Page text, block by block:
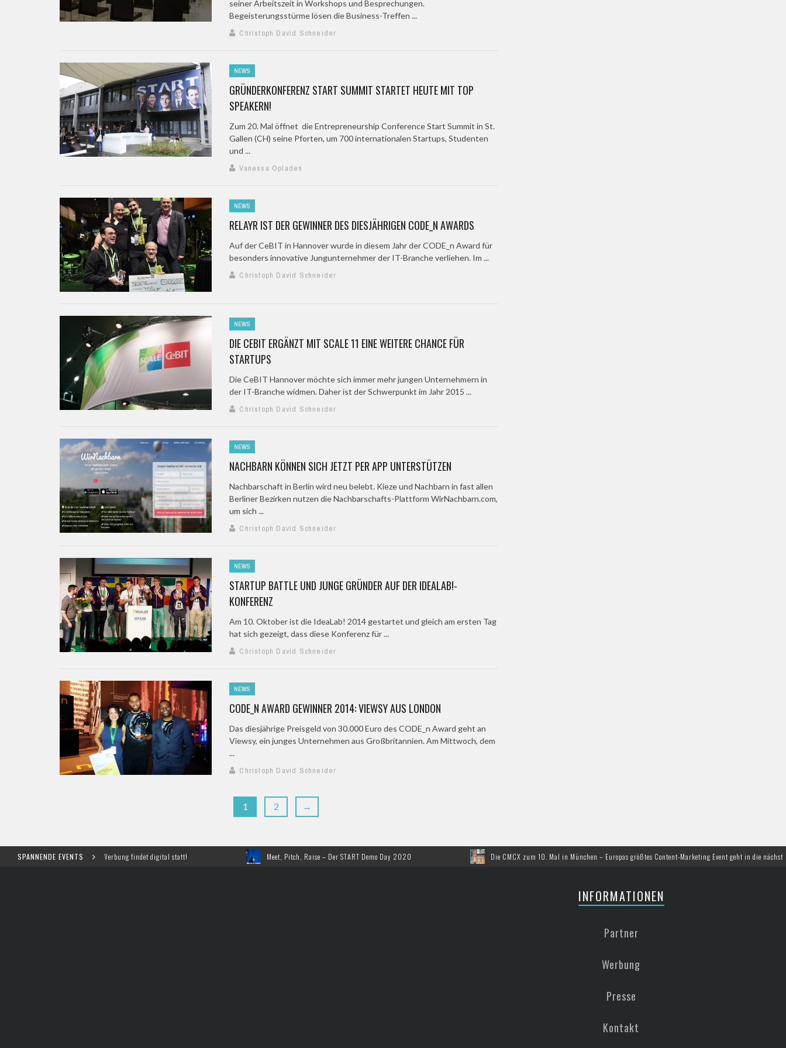
seiner Arbeitszeit in Workshops und Besprechungen.
Begeisterungsstürme lösen die Business-Treffen ...
Christoph David Schneider
NEWS
GRÜNDERKONFERENZ START SUMMIT STARTET HEUTE MIT TOP
SPEAKERN!
Zum 20. Mal öffnet die Entrepreneurship Conference Start Summit in St.
Gallen (CH) seine Pforten, um 700 internationalen Startups, Studenten
und ...
Vanessa Opladen
NEWS
RELAYR IST DER GEWINNER DES DIESJÄHRIGEN CODE_N AWARDS
Auf der CeBIT in Hannover wurde in diesem Jahr der CODE_n Award für
besonders innovative Jungunternehmer der IT-Branche verliehen. Im ...
Christoph David Schneider
NEWS
DIE CEBIT ERGÄNZT MIT SCALE 11 EINE WEITERE CHANCE FÜR
STARTUPS
Die CeBIT Hannover möchte sich immer mehr jungen Unternehmern in
der IT-Branche widmen. Daher ist der Schwerpunkt im Jahr 2015 ...
Christoph David Schneider
NEWS
NACHBARN KÖNNEN SICH JETZT PER APP UNTERSTÜTZEN
Nachbarschaft in Berlin wird neu belebt. Kieze und Nachbarn in fast allen
Berliner Bezirken nutzen die Nachbarschafts-Plattform WirNachbarn.com,
um sich ...
Christoph David Schneider
NEWS
STARTUP BATTLE UND JUNGE GRÜNDER AUF DER IDEALAB!-
KONFERENZ
Am 10. Oktober ist die IdeaLab! 2014 gestartet und gleich am ersten Tag
hat sich gezeigt, dass diese Konferenz für ...
Christoph David Schneider
NEWS
CODE_N AWARD GEWINNER 2014: VIEWSY AUS LONDON
Das diesjährige Preisgeld von 30.000 Euro des CODE_n Award geht an
Viewsy, ein junges Unternehmen aus Großbritannien. Am Mittwoch, dem
...
Christoph David Schneider
1 2 →
SPANNENDE EVENTS
für Marketing und Werbung findet digital statt! Meet, Pitch, Raise – Der START Demo Day 2020 Die CMCX zum 10. Mal in München – Europas größtes Content-Marketing Event geht in die nächste Runde
INFORMATIONEN
Partner
Werbung
Presse
Kontakt